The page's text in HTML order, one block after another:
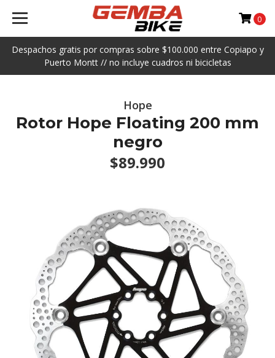
Despachos gratis por compras sobre $100.000 entre Copiapo y
Puerto Montt // no incluye cuadros ni bicicletas
0
Hope
Rotor Hope Floating 200 mm
negro
$89.990